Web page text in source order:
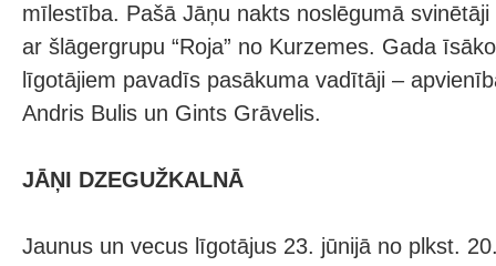
mīlestība. Pašā Jāņu nakts noslēgumā
ar šlāgergrupu “Roja” no Kurzemes. Gada
līgotājiem pavadīs pasākuma vadītāji –
Andris Bulis un Gints Grāvelis.
JĀŅI DZEGUŽKALNĀ
Jaunus un vecus līgotājus 23. jūnijā no plkst.